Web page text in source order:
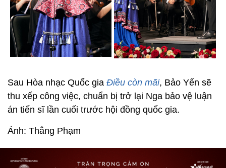
Sau Hòa nhạc Quốc gia Điều còn mãi, Bảo Yến sẽ
thu xếp công việc, chuẩn bị trở lại Nga bảo vệ luận
án tiến sĩ lần cuối trước hội đồng quốc gia.
Ảnh: Thắng Phạm